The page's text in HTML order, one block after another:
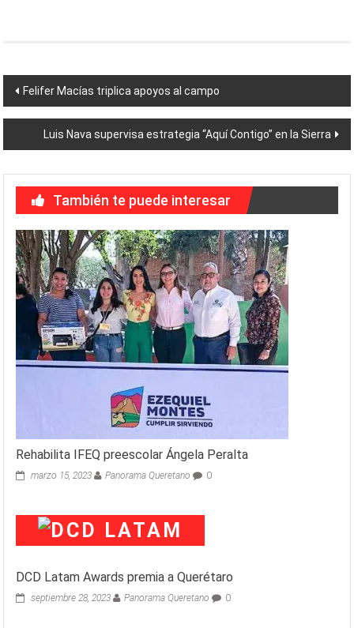
Navegación
de
entradas
Felifer Macías triplica apoyos al campo
Luis Nava supervisa estrategia “Aquí Contigo” en la Sierra
También te puede interesar
Rehabilita IFEQ preescolar Ángela Peralta
marzo 15, 2023 Panorama Queretano 0
DCD Latam Awards premia a Querétaro
septiembre 28, 2023 Panorama Queretano 0